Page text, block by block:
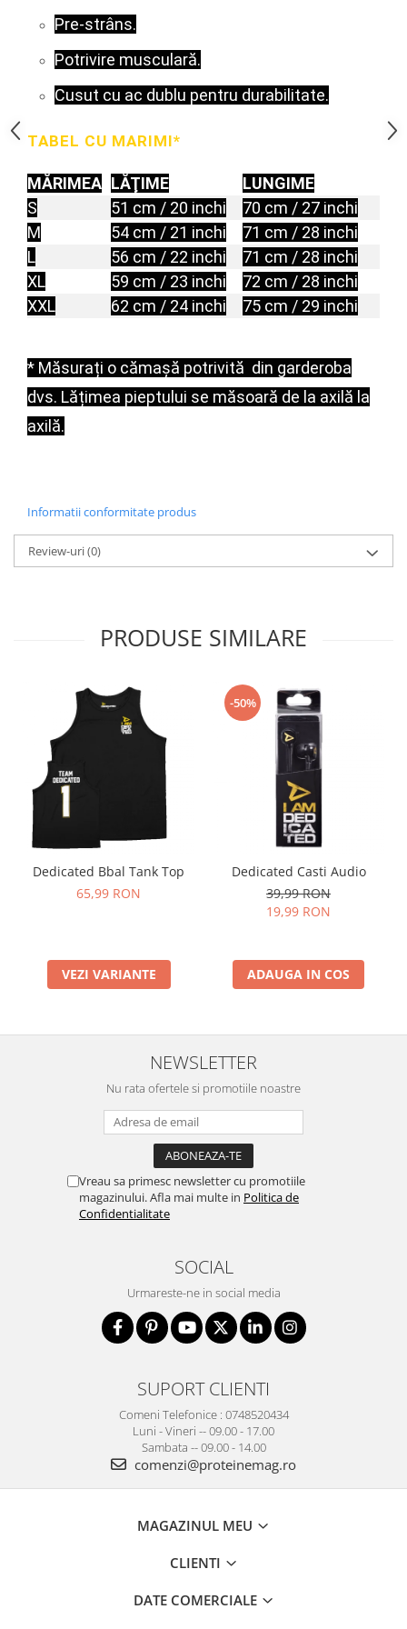
Under Armour
Universal
Vitargo
Weider
Zenana
Pre-strâns.
Potrivire musculară.
Cusut cu ac dublu pentru durabilitate.
TABEL CU MARIMI*
MĂRIMEA LĂŢIME
LUNGIME
S
51 cm / 20 inchi
70 cm / 27 inchi
M
54 cm / 21 inchi
71 cm / 28 inchi
L
56 cm / 22 inchi
71 cm / 28 inchi
XL
59 cm / 23 inchi
72 cm / 28 inchi
XXL
62 cm / 24 inchi 75 cm / 29 inchi
* Măsurați o cămașă potrivită din garderoba
dvs. Lățimea pieptului se măsoară de la axilă la
axilă.
Informatii conformitate produs
Review-uri(0)
PRODUSE SIMILARE
Dedicated Bbal Tank Top
65,99 RON
VEZI VARIANTE
-50%
Dedicated Casti Audio
39,99 RON
19,99 RON
ADAUGA IN COS
NEWSLETTER
Nu rata ofertele si promotiile noastre
Vreau sa primesc newsletter cu promotiile
magazinului. Afla mai multe in Politica de
Confidentialitate
SOCIAL
Urmareste-ne in social media
SUPORT CLIENTI
Comeni Telefonice : 0748520434
Luni - Vineri -- 09.00 - 17.00
Sambata -- 09.00 - 14.00
comenzi@proteinemag.ro
MAGAZINUL MEU
CLIENTI
DATE COMERCIALE